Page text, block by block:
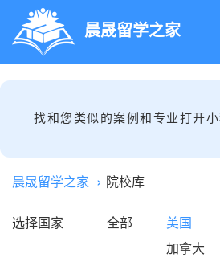
晨晟留学之家
找和您类似的案例和专业打开
晨晟留学之家 院校库
选择国家 全部 美国
加拿大